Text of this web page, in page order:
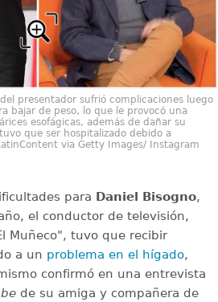
presentador sufrió complicaciones luego
bajar de peso, lo que le provocó una
esofágicas, además de dañar su
que ser hospitalizado debido a
via Getty Images/ Instagram
para Daniel Bisogno,
el conductor de televisión,
Muñeco", tuvo que recibir
a un problema en el hígado,
confirmó en una entrevista
de su amiga y compañera de